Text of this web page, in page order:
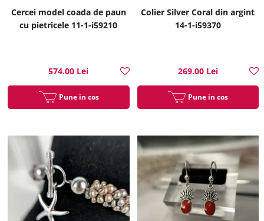
Cercei model coada de paun
cu pietricele 11-1-i59210
574.00 Lei
Pune in cos
Colier Silver Coral din argint
14-1-i59370
269.00 Lei
Pune in cos